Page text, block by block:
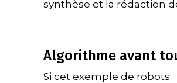
synthèse et la rédaction
Algorithme avant
Si cet exemple de robots